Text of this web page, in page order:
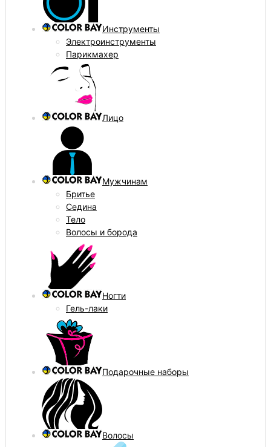
Инструменты
Электроинструменты
Парикмахер
Лицо
Мужчинам
Бритье
Седина
Тело
Волосы и борода
Ногти
Гель-лаки
Подарочные наборы
Волосы